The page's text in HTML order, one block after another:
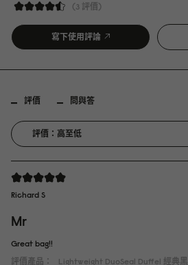
3 評價
寫下使用評論
評價 問與答
Richard S
Mr
Great bag!!
評價產品：
Lightweight DuoSeal Duffel 經典黑